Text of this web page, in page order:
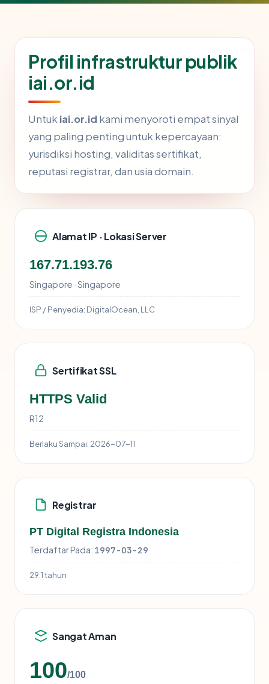
Profil infrastruktur publik
iai.or.id
Untukiai.or.id kami menyoroti empat sinyal
yang paling penting untuk kepercayaan:
yurisdiksi hosting, validitas sertifikat,
reputasi registrar, dan usia domain.
Alamat IP · Lokasi Server
167.71.193.76
Singapore · Singapore
ISP / Penyedia: DigitalOcean, LLC
Sertifikat SSL
HTTPS Valid
R12
Berlaku Sampai: 2026-07-11
Registrar
PT Digital Registra Indonesia
Terdaftar Pada: 1997-03-29
29.1 tahun
Sangat Aman
100/100